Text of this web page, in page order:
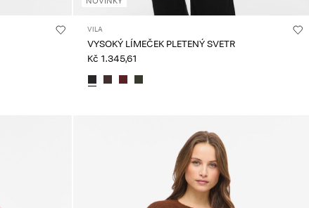
VILA
VYSOKÝ LÍMEČEK PLETENÝ SVETR
Kč 1.345,61